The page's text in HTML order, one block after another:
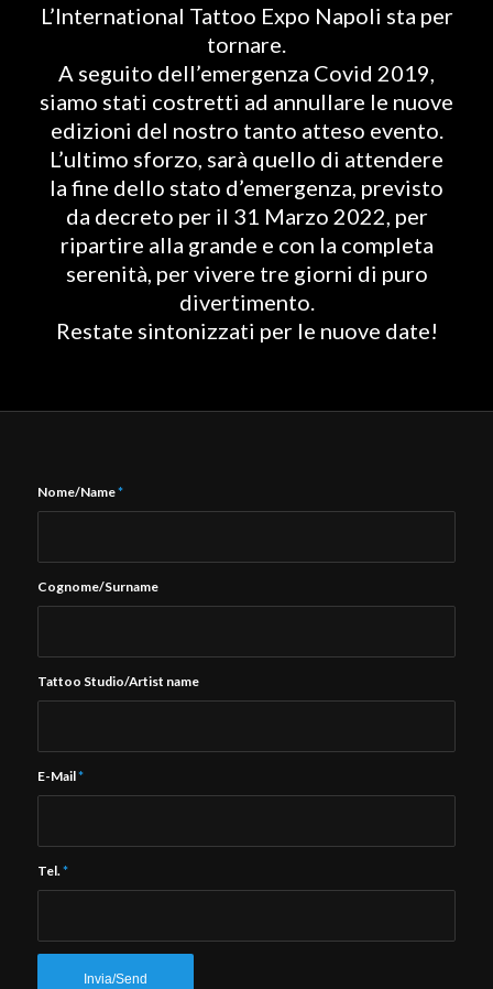
L’International Tattoo Expo Napoli sta per
tornare.
A seguito dell’emergenza Covid 2019,
siamo stati costretti ad annullare le nuove
edizioni del nostro tanto atteso evento.
L’ultimo sforzo, sarà quello di attendere
la fine dello stato d’emergenza, previsto
da decreto per il 31 Marzo 2022, per
ripartire alla grande e con la completa
serenità, per vivere tre giorni di puro
divertimento.
Restate sintonizzati per le nuove date!
Nome/Name*
Cognome/Surname
Tattoo Studio/Artist name
E-Mail*
Tel.*